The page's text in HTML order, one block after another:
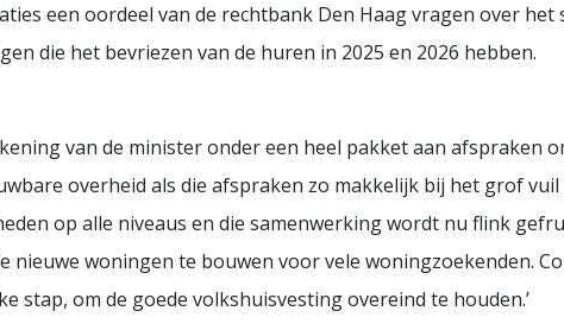
een oordeel van de rechtbank Den Haag vragen over het
die het bevriezen van de huren in 2025 en 2026 hebben.
van de minister onder een heel pakket aan afspraken
overheid als die afspraken zo makkelijk bij het grof
op alle niveaus en die samenwerking wordt nu flink
nieuwe woningen te bouwen voor vele woningzoekenden.
stap, om de goede volkshuisvesting overeind te houden.’